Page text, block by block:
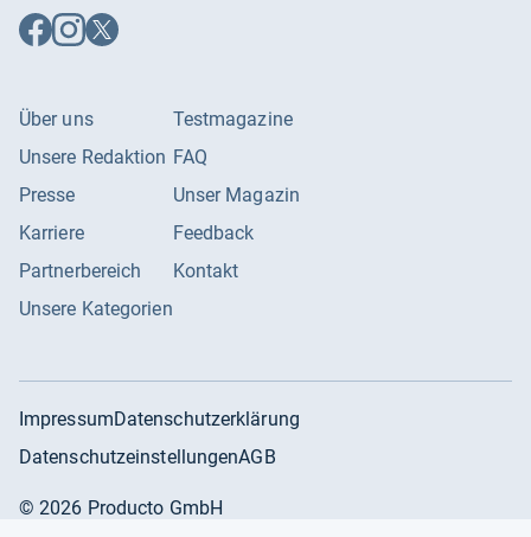
Auf
Facebook
Auf
Instagram
Auf
X
Über uns
Unsere Redaktion
Presse
Karriere
Partnerbereich
Unsere Kategorien
Testmagazine
FAQ
Unser Magazin
Feedback
Kontakt
ImpressumDatenschutzerklärung
DatenschutzeinstellungenAGB
©2026 Producto GmbH